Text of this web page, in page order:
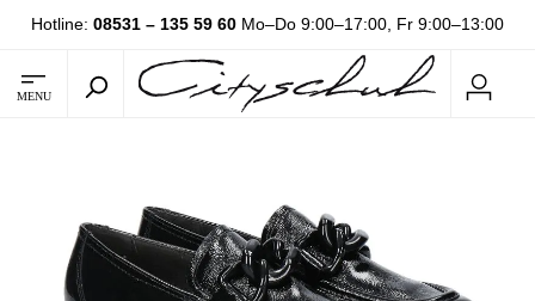
Hotline: 08531 – 135 59 60 Mo–Do 9:00–17:00, Fr 9:00–13:00
MENU